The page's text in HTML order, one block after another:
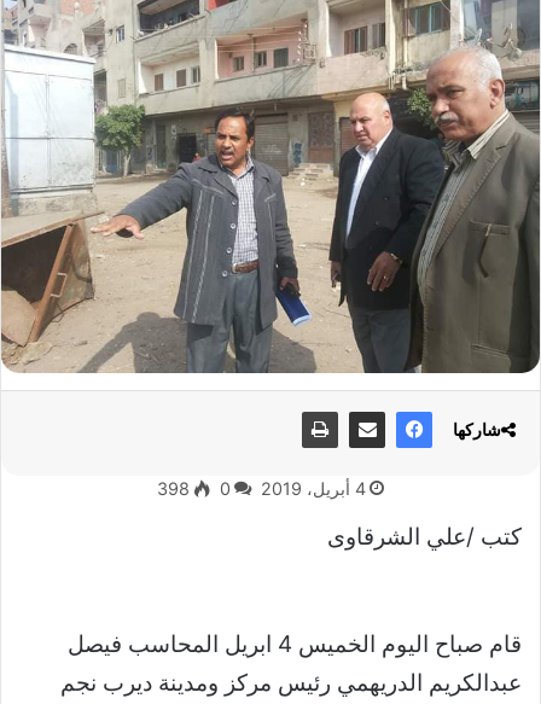
4 أبريل، 2019 0
398
كتب /علي الشرقاوى
قام صباح اليوم الخميس 4 ابريل المحاسب فيصل
عبدالكريم الدريهمي رئيس مركز ومدينة ديرب نجم
شاركها